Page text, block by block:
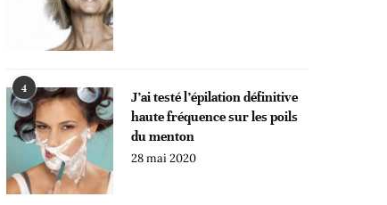
4
J’ai testé l’épilation définitive
haute fréquence sur les poils
du menton
28 mai 2020